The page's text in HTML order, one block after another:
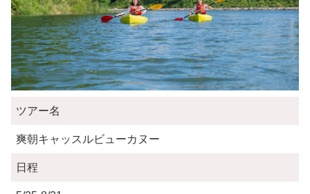
ツアー名
爽朝キャッスルビューカヌー
日程